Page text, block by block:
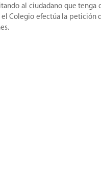
al ciudadano que tenga
Colegio efectúa la petición